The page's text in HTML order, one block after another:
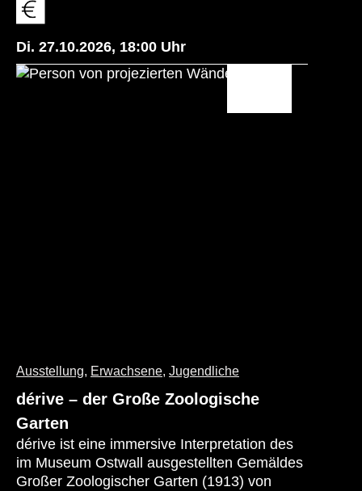
anzuschaffen, sorgt für heftige Diskussionen.
Deutsche und Türken sowie Gutmenschen
und Hardliner aufeinander. Bald wird klar: Es
Di. 27.10.2026, 18:00 Uhr
Ausstellung, Erwachsene, Jugendliche
dérive – der Große Zoologische
Garten
dérive ist eine immersive Interpretation des
im Museum Ostwall ausgestellten Gemäldes
Großer Zoologischer Garten (1913) von